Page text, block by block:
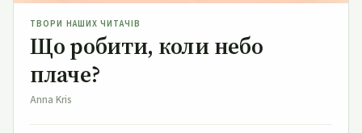
ТВОРИ НАШИХ ЧИТАЧІВ
Що робити, коли небо
плаче?
Anna Kris